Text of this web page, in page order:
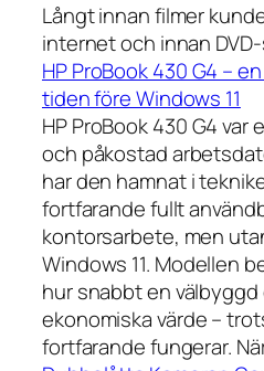
Långt innan filmer
internet och innan
HP ProBook 430 G4 –
tiden före Windows 11
HP ProBook 430 G4 var
och påkostad
har den hamnat i
fortfarande fullt
kontorsarbete, men
Windows 11. Modellen
hur snabbt en
ekonomiska värde –
fortfarande fungerar.